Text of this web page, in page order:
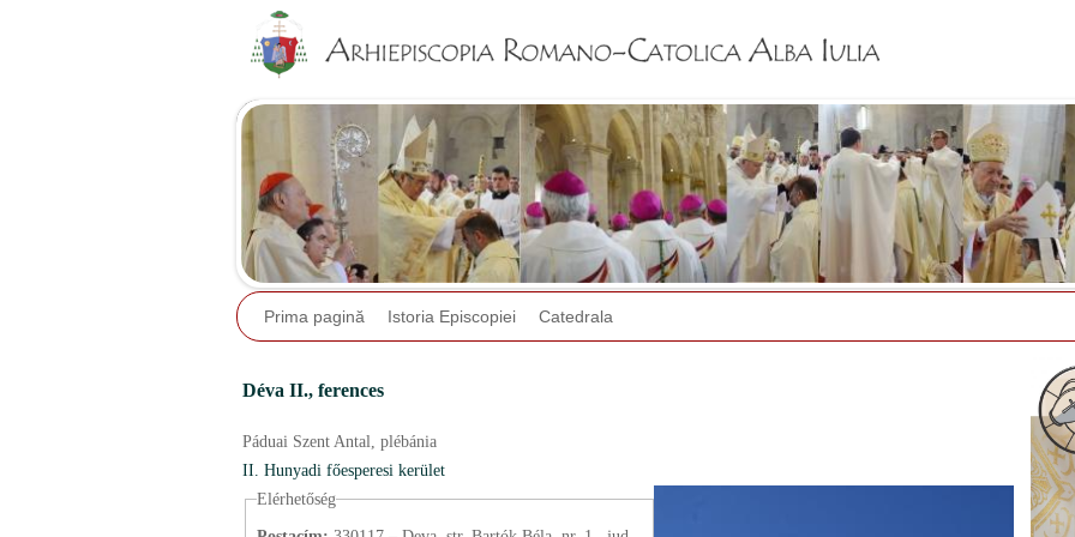
Prima pagină Istoria Episcopiei Catedrala
Déva II., ferences
Páduai Szent Antal, plébánia
II. Hunyadi főesperesi kerület
Elérhetőség